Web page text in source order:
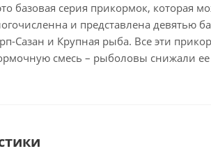
базовая серия прикормок,
и представлена
Сазан и Крупная рыба. Все эти
смесь – рыболовы снижали ее